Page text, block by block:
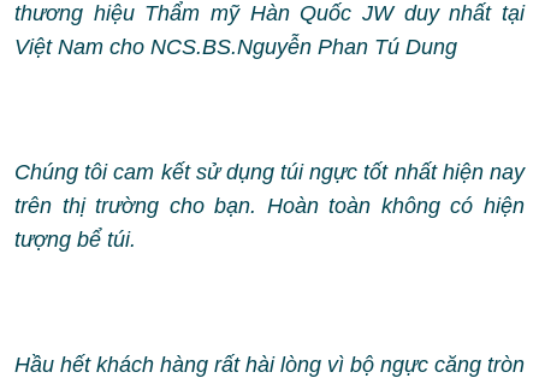
thương hiệu Thẩm mỹ Hàn Quốc JW duy nhất tại
Việt Nam cho NCS.BS.Nguyễn Phan Tú Dung
Chúng tôi cam kết sử dụng túi ngực tốt nhất hiện nay
trên thị trường cho bạn. Hoàn toàn không có hiện
tượng bể túi.
Hầu hết khách hàng rất hài lòng vì bộ ngực căng tròn